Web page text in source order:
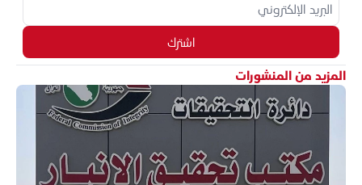
اشترك
المزيد من المنشورات